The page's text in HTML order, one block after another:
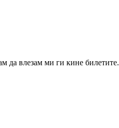
да влезам ми ги кине билетите.